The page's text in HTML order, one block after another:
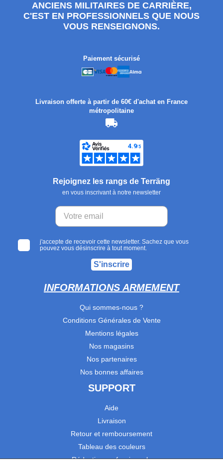
ANCIENS MILITAIRES DE CARRIÈRE,
C'EST EN PROFESSIONNELS QUE NOUS
VOUS RENSEIGNONS.
Paiement sécurisé
Livraison offerte à partir de 60€ d'achat en France
métropolitaine
Rejoignez les rangs de Terräng
en vous inscrivant à notre newsletter
j'accepte de recevoir cette newsletter. Sachez que vous
pouvez vous désinscrire à tout moment.
S'inscrire
INFORMATIONS ARMEMENT
Qui sommes-nous ?
Conditions Générales de Vente
Mentions légales
Nos magasins
Nos partenaires
Nos bonnes affaires
SUPPORT
Aide
Livraison
Retour et remboursement
Tableau des couleurs
Réduction professionnels